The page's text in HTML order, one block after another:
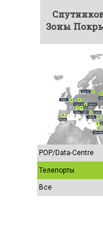
Зоны
POP/Data-Centre
Телепорты
Все